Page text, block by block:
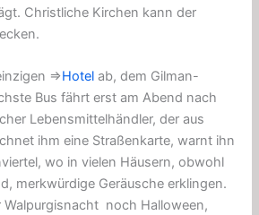
Christliche Kirchen kann der
⇒Hotel ab, dem Gilman-
Bus fährt erst am Abend nach
Lebensmittelhändler, der aus
ihm eine Straßenkarte, warnt ihn
wo in vielen Häusern, obwohl
merkwürdige Geräusche erklingen.
Walpurgisnacht noch Halloween,